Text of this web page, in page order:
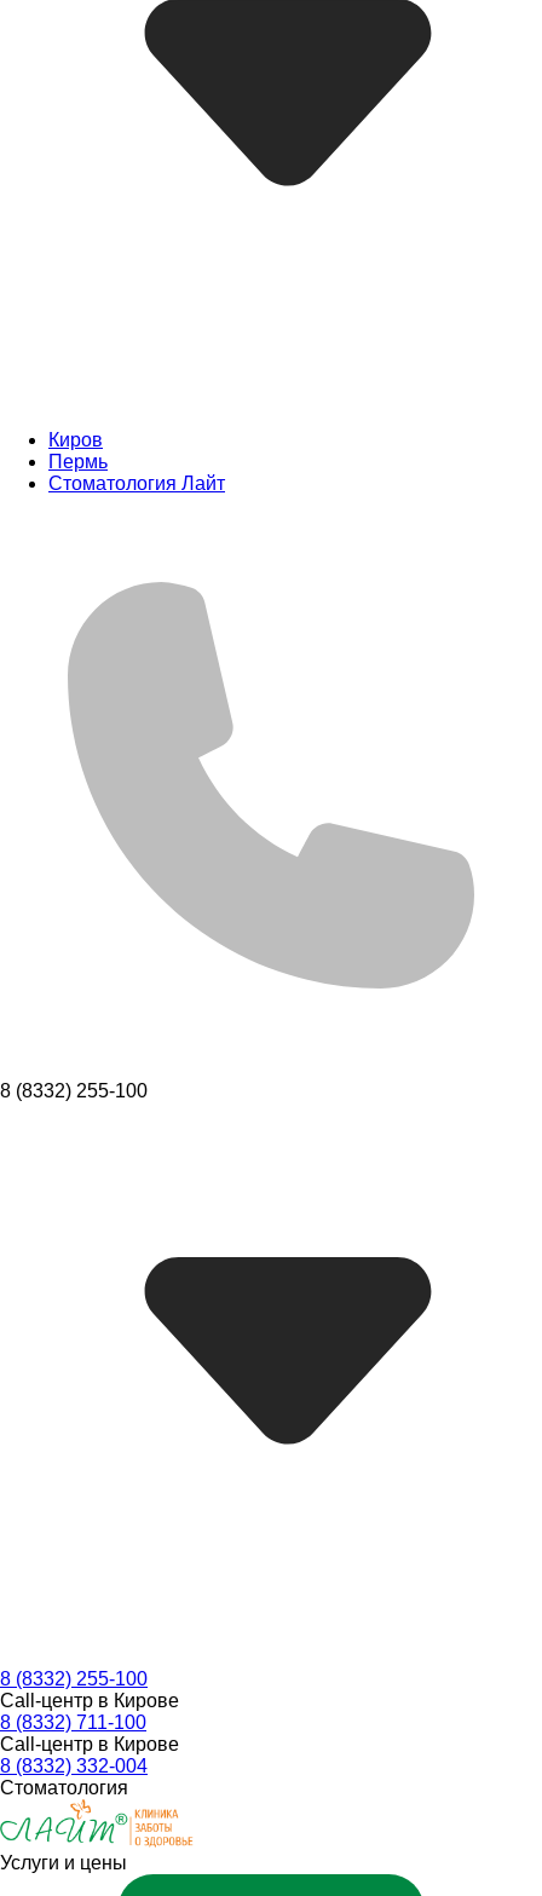
Киров
Пермь
Стоматология Лайт
8 (8332) 255-100
8 (8332) 255-100
Call-центр в Кирове
8 (8332) 711-100
Call-центр в Кирове
8 (8332) 332-004
Стоматология
Услуги и цены